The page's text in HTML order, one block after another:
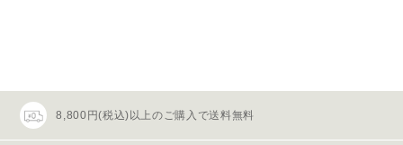
8,800円(税込)以上のご購入で送料無料